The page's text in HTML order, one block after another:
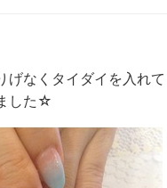
げなくタイダイを入れ
した☆